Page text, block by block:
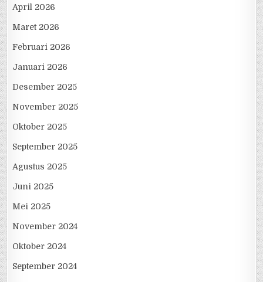
April 2026
Maret 2026
Februari 2026
Januari 2026
Desember 2025
November 2025
Oktober 2025
September 2025
Agustus 2025
Juni 2025
Mei 2025
November 2024
Oktober 2024
September 2024